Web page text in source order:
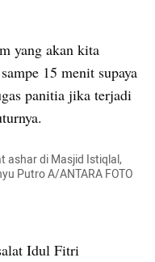
yang akan kita
15 menit supaya
panitia jika terjadi
ashar di Masjid Istiqlal,
Putro A/ANTARA FOTO
Idul Fitri